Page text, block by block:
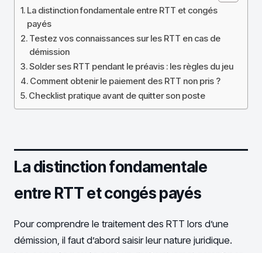
La distinction fondamentale entre RTT et congés
payés
Testez vos connaissances sur les RTT en cas de
démission
Solder ses RTT pendant le préavis : les règles du jeu
Comment obtenir le paiement des RTT non pris ?
Checklist pratique avant de quitter son poste
La distinction fondamentale
entre RTT et congés payés
Pour comprendre le traitement des RTT lors d’une
démission, il faut d’abord saisir leur nature juridique.